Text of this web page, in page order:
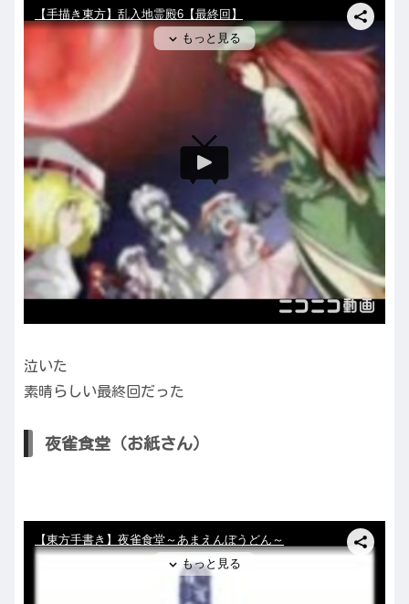
泣いた
素晴らしい最終回だった
夜雀食堂（お紙さん）